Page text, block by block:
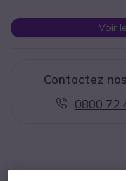
Voir
Contactez
0800 72